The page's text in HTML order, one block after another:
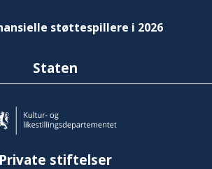
støttespillere i 2026
Staten
Private stiftelser